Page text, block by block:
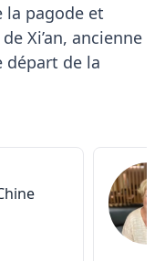
la pagode et
Xi’an, ancienne
départ de la